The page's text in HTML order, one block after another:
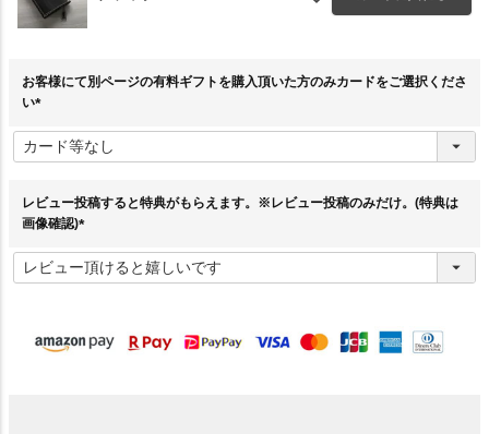
お客様にて別ページの有料ギフトを購入頂いた方のみカードをご選択くださ
い
必
須
レビュー投稿すると特典がもらえます。※レビュー投稿のみだけ。(特典は
画像確認)
必
須